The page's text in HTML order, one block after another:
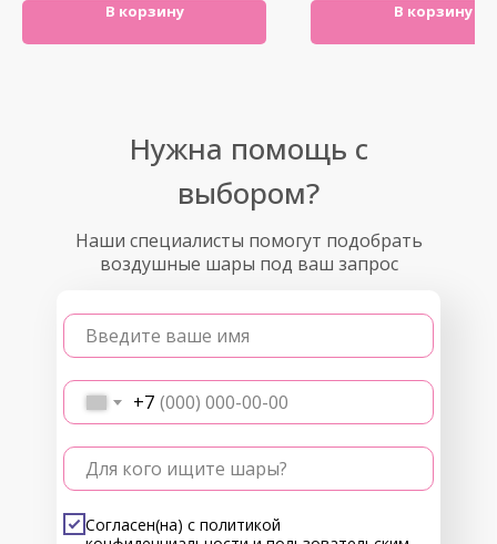
В корзину В корзину
Наши специалисты помогут подобрать
воздушные шары под ваш запрос
Введите ваше имя
+7
Для кого ищите шары?
Согласен(на) с политикой
Нужна помощь с
выбором?